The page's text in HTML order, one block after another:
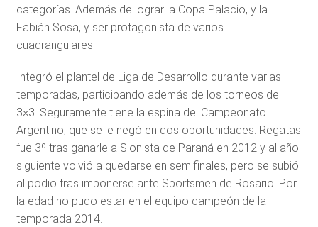
categorías. Además de lograr la Copa Palacio, y la
Fabián Sosa, y ser protagonista de varios
cuadrangulares.
Integró el plantel de Liga de Desarrollo durante varias
temporadas, participando además de los torneos de
3×3. Seguramente tiene la espina del Campeonato
Argentino, que se le negó en dos oportunidades. Regatas
fue 3º tras ganarle a Sionista de Paraná en 2012 y al año
siguiente volvió a quedarse en semifinales, pero se subió
al podio tras imponerse ante Sportsmen de Rosario. Por
la edad no pudo estar en el equipo campeón de la
temporada 2014.